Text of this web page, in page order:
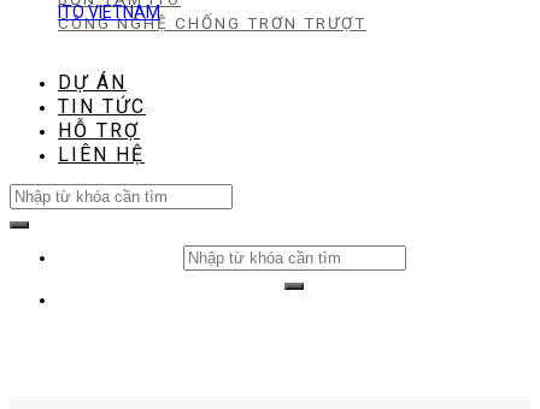
CÔNG NGHỆ CHỐNG TRƠN TRƯỢT
DỰ ÁN
TIN TỨC
HỖ TRỢ
LIÊN HỆ
Search
for:
Search
for:
ITO VIETNAM